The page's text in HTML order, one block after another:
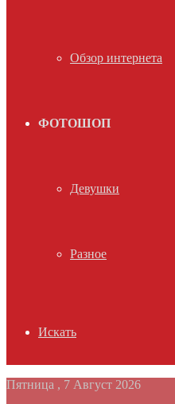
Обзор интернета
ФОТОШОП
Девушки
Разное
Искать
Пятница , 7 Август 2026